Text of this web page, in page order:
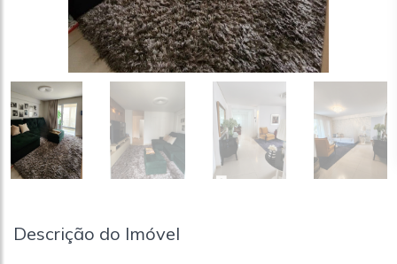
Descrição do Imóvel